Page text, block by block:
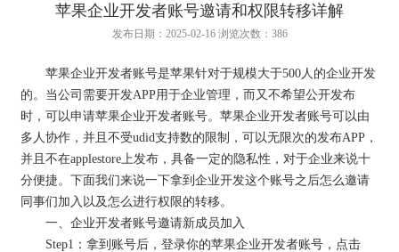
苹果企业开发者账号邀请和权限转移详解
发布日期：2025-02-16 浏览次数： 386
苹果企业开发者账号是苹果针对于规模大于500人的企业开发
的。当公司需要开发APP用于企业管理，而又不希望公开发布
时，可以申请苹果企业开发者账号。苹果企业开发者账号可以由
多人协作，并且不受udid支持数的限制，可以无限次的发布APP，
并且不在applestore上发布，具备一定的隐私性，对于企业来说十
分便捷。下面我们来说一下拿到企业开发这个账号之后怎么邀请
同事们加入以及怎么进行权限的转移。
一、企业开发者账号邀请新成员加入
Step1：拿到账号后，登录你的苹果企业开发者账号，点击